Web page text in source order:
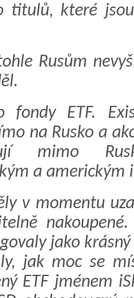
titulů, které
Rusům
fondy ETF.
na Rusko a
mimo
a
v momentu
jako
jak moc se
ETF jménem